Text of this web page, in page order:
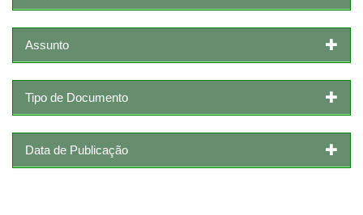
Assunto
Tipo de Documento
Data de Publicação